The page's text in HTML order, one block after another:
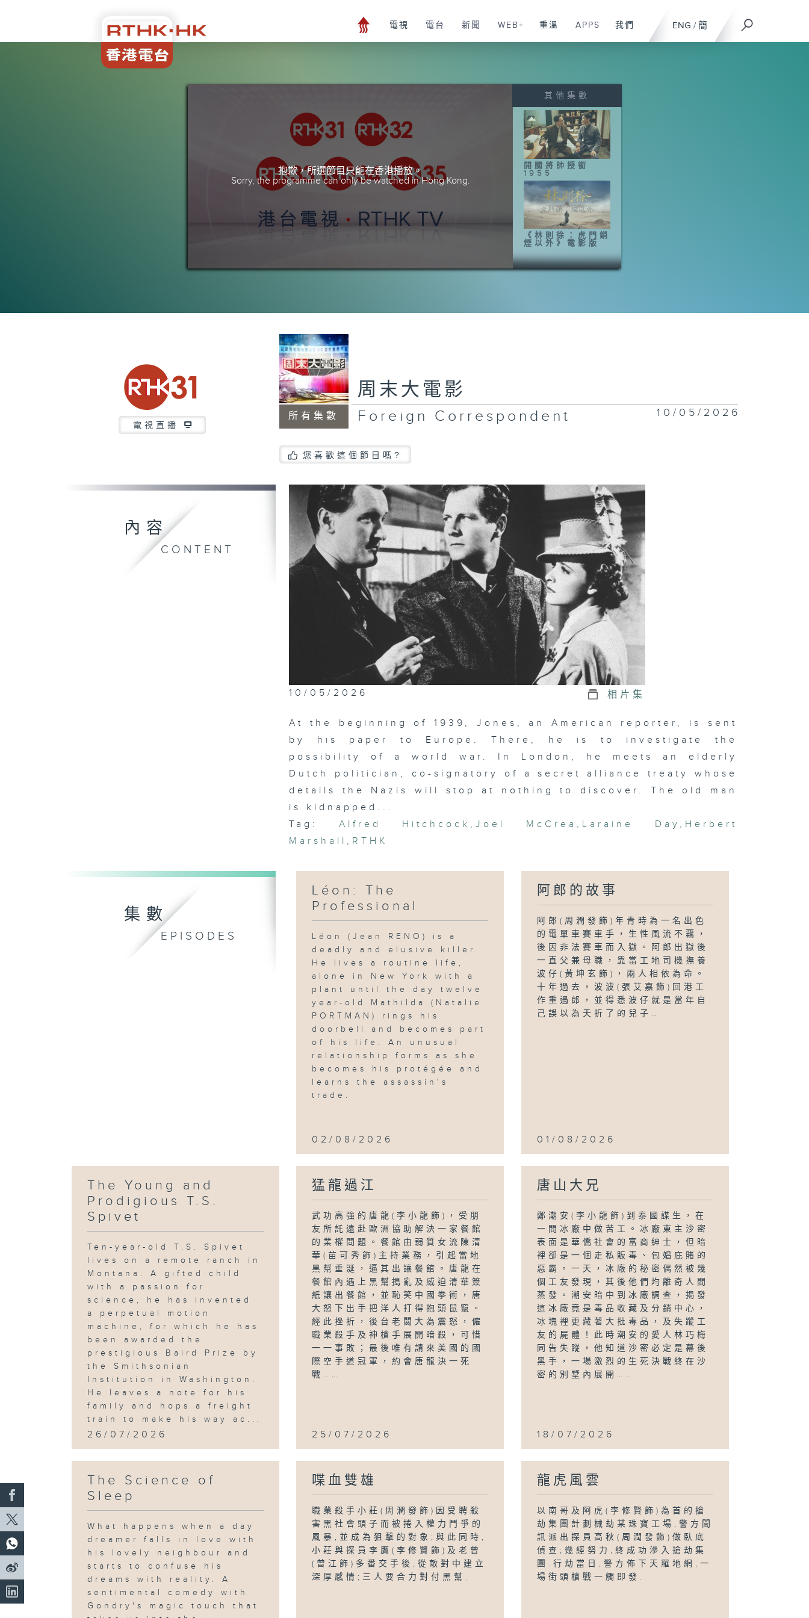
ENG / 簡
電視 電台 新聞 WEB+ 重溫 APPS 我們
抱歉，所選節目只能在香港播放。
Sorry, the programme can only be watched in Hong Kong.
其他集數
開國將帥授銜
1955
《林則徐：虎門銷
煙以外》電影版
電視直播
所有集數
周末大電影
Foreign Correspondent 10/05/2026
您喜歡這個節目嗎?
內容
CONTENT
10/05/2026 相片集
At the beginning of 1939, Jones, an American reporter, is sent
by his paper to Europe. There, he is to investigate the
possibility of a world war. In London, he meets an elderly
Dutch politician, co-signatory of a secret alliance treaty whose
details the Nazis will stop at nothing to discover. The old man
is kidnapped...
Tag:
Alfred Hitchcock ,Joel McCrea , Laraine Day , Herbert
Marshall , RTHK
集數
EPISODES
Léon: The
Professional
Léon (Jean RENO) is a
deadly and elusive killer.
He lives a routine life,
alone in New York with a
plant until the day twelve
year-old Mathilda (Natalie
PORTMAN) rings his
doorbell and becomes part
of his life. An unusual
relationship forms as she
becomes his protégée and
learns the assassin's
trade.
02/08/2026
阿郎的故事
阿郎(周潤發飾)年青時為一名出色
的電單車賽車手，生性風流不覊，
後因非法賽車而入獄。阿郎出獄後
一直父兼母職，靠當工地司機撫養
波仔(黃坤玄飾)，兩人相依為命。
十年過去，波波(張艾嘉飾)回港工
作重遇郎，並得悉波仔就是當年自
己誤以為夭折了的兒子…
01/08/2026
The Young and
Prodigious T.S.
Spivet
Ten-year-old T.S. Spivet
lives on a remote ranch in
Montana. A gifted child
with a passion for
science, he has invented
a perpetual motion
machine, for which he has
been awarded the
prestigious Baird Prize by
the Smithsonian
Institution in Washington.
He leaves a note for his
family and hops a freight
train to make his way ac...
26/07/2026
猛龍過江
武功高強的唐龍(李小龍飾)，受朋
友所託遠赴歐洲協助解決一家餐館
的業權問題。餐館由弱質女流陳清
華(苗可秀飾)主持業務，引起當地
黑幫垂涎，逼其出讓餐館。唐龍在
餐館內遇上黑幫搗亂及威迫清華簽
紙讓出餐館，並恥笑中國拳術，唐
大怒下出手把洋人打得抱頭鼠竄。
經此挫折，後台老闆大為震怒，僱
職業殺手及神槍手展開暗殺，可惜
一一事敗；最後唯有請來美國的國
際空手道冠軍，約會唐龍決一死
戰……
25/07/2026
唐山大兄
鄭潮安(李小龍飾)到泰國謀生，在
一間冰廠中做苦工。冰廠東主沙密
表面是華僑社會的富商紳士，但暗
裡卻是一個走私販毒、包娼庇賭的
惡霸。一天，冰廠的秘密偶然被幾
個工友發現，其後他們均離奇人間
蒸發。潮安暗中到冰廠調查，揭發
這冰廠竟是毒品收藏及分銷中心，
冰塊裡更藏著大批毒品，及失蹤工
友的屍體！此時潮安的愛人林巧梅
同告失蹤，他知道沙密必定是幕後
黑手，一場激烈的生死決戰終在沙
密的別墅內展開……
18/07/2026
The Science of
Sleep
What happens when a day
dreamer falls in love with
his lovely neighbour and
starts to confuse his
dreams with reality. A
sentimental comedy with
Gondry's magic touch that
喋血雙雄
職業殺手小莊(周潤發飾)因受聘殺
害黑社會頭子而被捲入權力鬥爭的
風暴,並成為狙擊的對象;與此同時,
小莊與探員李鷹(李修賢飾)及老曾
(曾江飾)多番交手後,從敵對中建立
深厚感情;三人要合力對付黑幫.
龍虎風雲
以南哥及阿虎(李修賢飾)為首的搶
劫集團計劃械劫某珠寶工場,警方聞
訊派出探員高秋(周潤發飾)做臥底
偵查;幾經努力,終成功滲入搶劫集
團.行劫當日,警方佈下天羅地網,一
場街頭槍戰一觸即發.